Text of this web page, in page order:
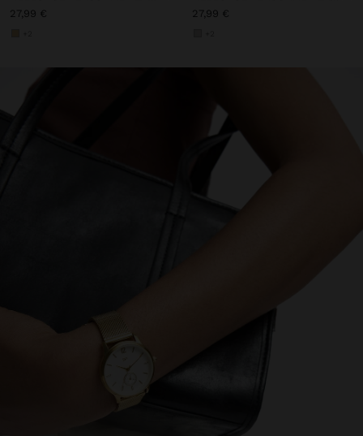
27,99 €
27,99 €